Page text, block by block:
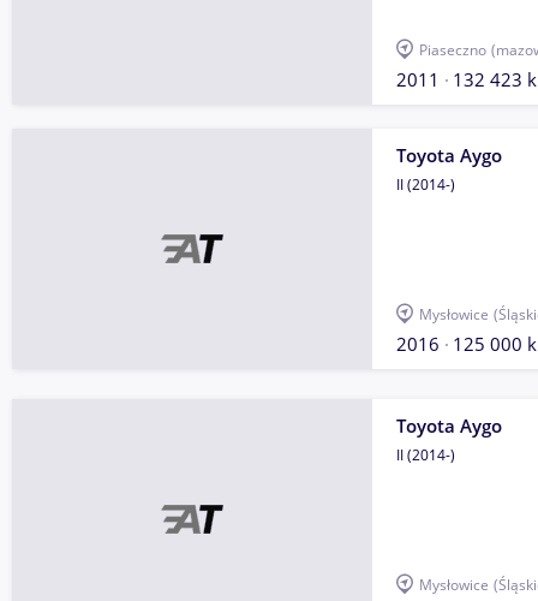
Piaseczno
2011 132 423
Toyota Aygo
II (2014-)
Mysłowice
2016 125 000
Toyota Aygo
II (2014-)
Mysłowice